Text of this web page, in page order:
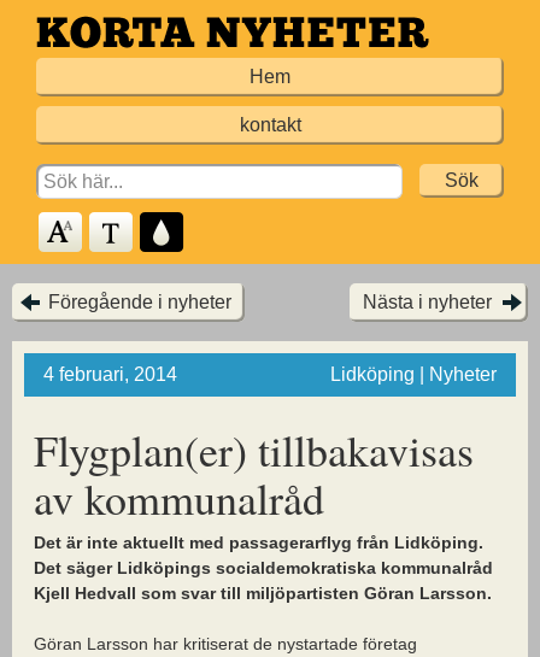
Hoppa
till
Hem
kontakt
Search
for:
Föregående i nyheter Nästa i nyheter
4 februari, 2014 Lidköping | Nyheter
Flygplan(er) tillbakavisas
av kommunalråd
Det är inte aktuellt med passagerarflyg från Lidköping.
Det säger Lidköpings socialdemokratiska kommunalråd
Kjell Hedvall som svar till miljöpartisten Göran Larsson.
Göran Larsson har kritiserat de nystartade företag